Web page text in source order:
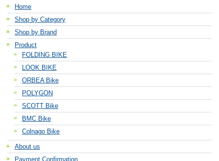
Home
Shop by Category
Shop by Brand
Product
FOLDING BIKE
LOOK BIKE
ORBEA Bike
POLYGON
SCOTT Bike
BMC Bike
Colnago Bike
About us
Payment Confirmation